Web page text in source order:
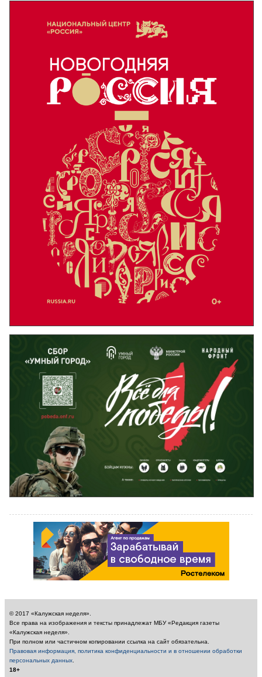
© 2017 «Калужская неделя».
Все права на изображения и тексты принадлежат МБУ «Редакция газеты
«Калужская неделя».
При полном или частичном копировании ссылка на сайт обязательна.
Правовая информация, политика конфиденциальности и в отношении обработки
персональных данных
18+